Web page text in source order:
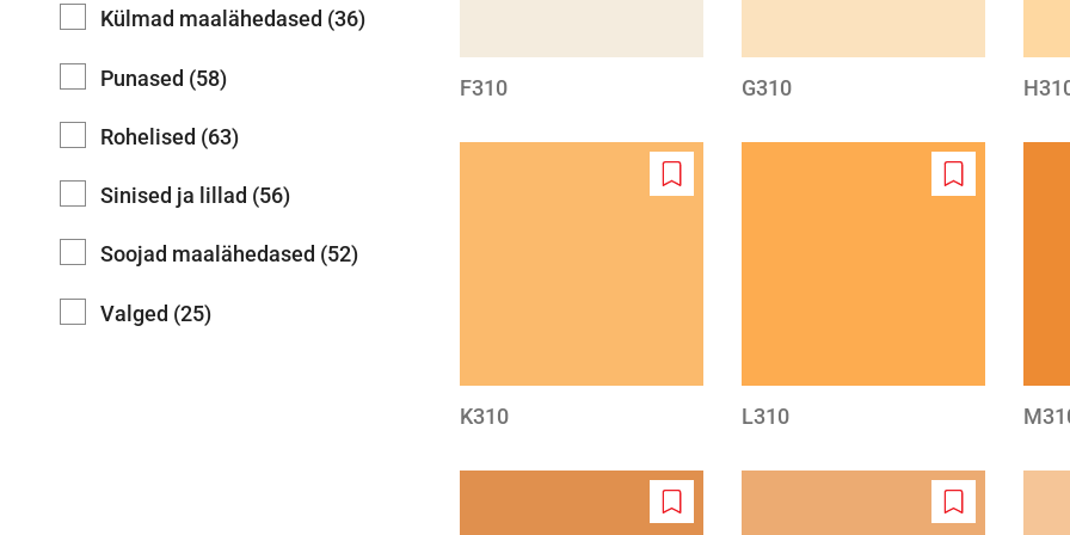
Külmad maalähedased (36)
Punased (58)
Rohelised (63)
Sinised ja lillad (56)
Soojad maalähedased (52)
Valged (25)
F310 G310
Add
K310
Add
L310
Add
Add